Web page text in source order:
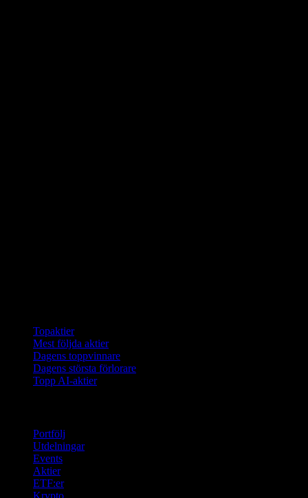
Topaktier
Mest följda aktier
Dagens toppvinnare
Dagens största förlorare
Topp AI-aktier
Portfölj
Utdelningar
Events
Aktier
ETF:er